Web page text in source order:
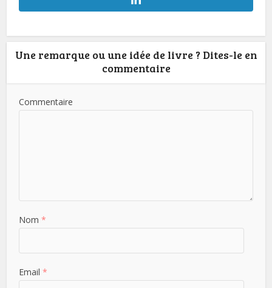
Une remarque ou une idée de livre ? Dites-le en
commentaire
Commentaire
Nom *
Email *